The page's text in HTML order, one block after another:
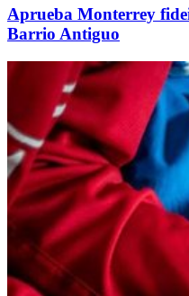
Aprueba Monterrey
Barrio Antiguo